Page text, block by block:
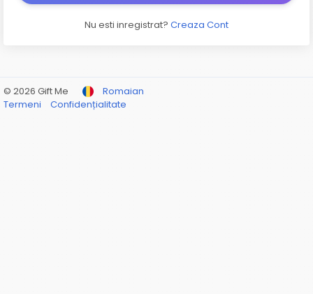
Nu esti inregistrat? Creaza Cont
© 2026 Gift Me
Romaian
Termeni
Confidențialitate